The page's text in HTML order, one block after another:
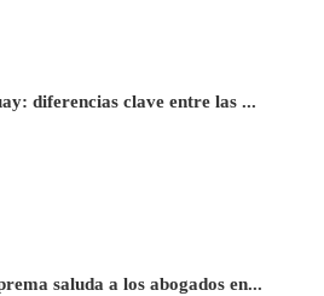
diferencias clave entre las ...
saluda a los abogados en...